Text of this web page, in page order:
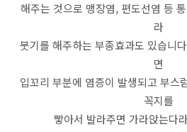
해주는 것으로 맹장염, 편도선염 등
라
붓기를 해주하는 부종효과도 있습니
면
입꼬리 부분에 염증이 발생되고 부스
꼭지를
빻아서 발라주면 가라앉는다